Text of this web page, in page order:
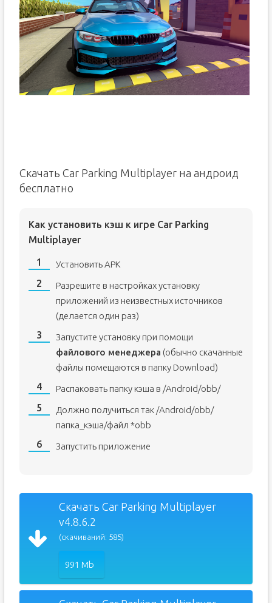
Скачать Car Parking Multiplayer на андроид
бесплатно
Как установить кэш к игре Car Parking
Multiplayer
Установить APK
Разрешите в настройках установку
приложений из неизвестных источников
(делается один раз)
Запустите установку при помощи
файлового менеджера (обычно скачанные
файлы помещаются в папку Download)
Распаковать папку кэша в /Android/obb/
Должно получиться так /Android/obb/
папка_кэша/файл *obb
Запустить приложение
Скачать Car Parking Multiplayer
v4.8.6.2
(скачиваний: 585)
991 Mb